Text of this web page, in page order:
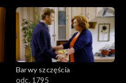
Barwy szczęścia
odc. 1795